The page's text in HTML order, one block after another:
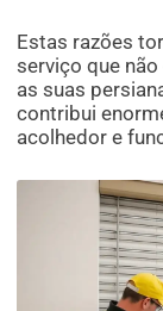
Estas razões
serviço que
as suas
contribui
acolhedor e